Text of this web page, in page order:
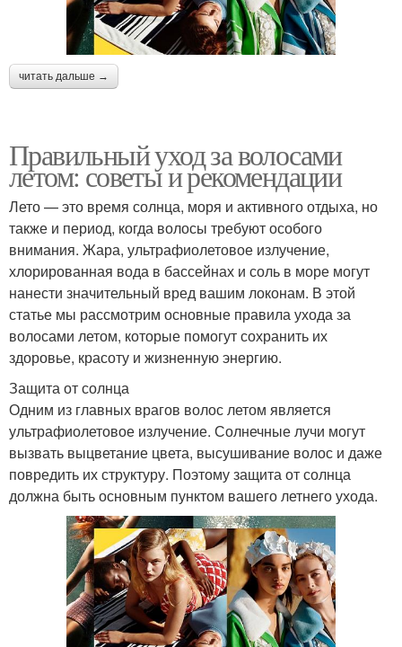
читать дальше →
Правильный уход за волосами
летом: советы и рекомендации
Лето — это время солнца, моря и активного отдыха, но
также и период, когда волосы требуют особого
внимания. Жара, ультрафиолетовое излучение,
хлорированная вода в бассейнах и соль в море могут
нанести значительный вред вашим локонам. В этой
статье мы рассмотрим основные правила ухода за
волосами летом, которые помогут сохранить их
здоровье, красоту и жизненную энергию.
Защита от солнца
Одним из главных врагов волос летом является
ультрафиолетовое излучение. Солнечные лучи могут
вызвать выцветание цвета, высушивание волос и даже
повредить их структуру. Поэтому защита от солнца
должна быть основным пунктом вашего летнего ухода.